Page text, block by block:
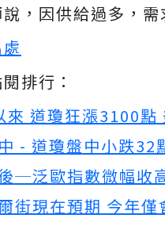
，因供給過多，
排行：
來 道瓊狂漲3100點
- 道瓊盤中小跌32
─泛歐指數微幅收
街現在預期 今年僅